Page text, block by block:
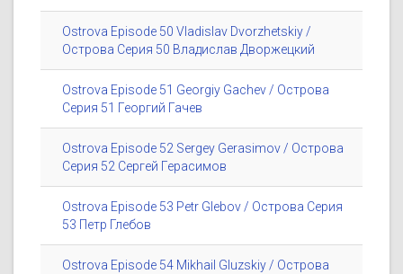
Ostrova Episode 50 Vladislav Dvorzhetskiy /
Острова Серия 50 Владислав Дворжецкий
Ostrova Episode 51 Georgiy Gachev / Острова
Серия 51 Георгий Гачев
Ostrova Episode 52 Sergey Gerasimov / Острова
Серия 52 Сергей Герасимов
Ostrova Episode 53 Petr Glebov / Острова Серия
53 Петр Глебов
Ostrova Episode 54 Mikhail Gluzskiy / Острова